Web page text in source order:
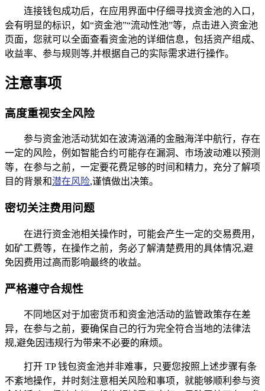
连接钱包成功后，在应用界面中仔细寻找资金池的入口，
会有明显的标识，如“资金池”“流动性池”等，点击进入资金池
页面，您就可以全面查看资金池的详细信息，包括资产组成、
收益率、参与规则等,并根据自己的实际需求进行操作。
注意事项
高度重视安全风险
参与资金池活动犹如在波涛汹涌的金融海洋中航行，存在
一定的风险，例如智能合约可能存在漏洞、市场波动难以预测
等，在参与之前，一定要花费足够的时间和精力，充分了解项
目的背景和潜在风险,谨慎做出决策。
密切关注费用问题
在进行资金池相关操作时，可能会产生一定的交易费用，
如矿工费等，在操作之前，务必了解清楚费用的具体情况,避
免因费用过高而影响最终的收益。
严格遵守合规性
不同地区对于加密货币和资金池活动的监管政策存在差
异，在参与之前，要确保自己的行为完全符合当地的法律法
规,避免因违规行为带来不必要的麻烦。
打开 TP 钱包资金池并非难事，只要您按照上述步骤有条
不紊地操作，并时刻注意相关风险和事项，就能够顺利参与资